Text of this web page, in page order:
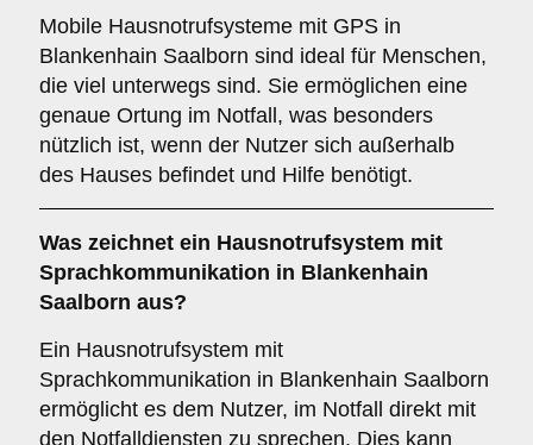
Mobile Hausnotrufsysteme mit GPS in
Blankenhain Saalborn sind ideal für Menschen,
die viel unterwegs sind. Sie ermöglichen eine
genaue Ortung im Notfall, was besonders
nützlich ist, wenn der Nutzer sich außerhalb
des Hauses befindet und Hilfe benötigt.
Was zeichnet ein Hausnotrufsystem mit
Sprachkommunikation in Blankenhain
Saalborn aus?
Ein Hausnotrufsystem mit
Sprachkommunikation in Blankenhain Saalborn
ermöglicht es dem Nutzer, im Notfall direkt mit
den Notfalldiensten zu sprechen. Dies kann